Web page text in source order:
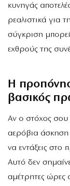
κυνηγάς
ρεαλιστικά για
σύγκριση
εχθρούς της
Η
βασικός
Αν ο στόχος σου
αερόβια άσκηση
να εντάξεις
Αυτό δεν
αμέτρητες ώρες